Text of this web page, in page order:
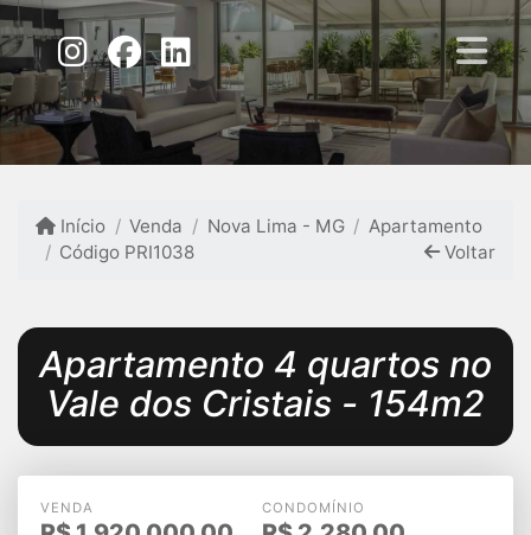
Início Venda Nova Lima - MG
Apartamento
Código PRI1038
Voltar
Apartamento 4 quartos no
Vale dos Cristais - 154m2
VENDA CONDOMÍNIO